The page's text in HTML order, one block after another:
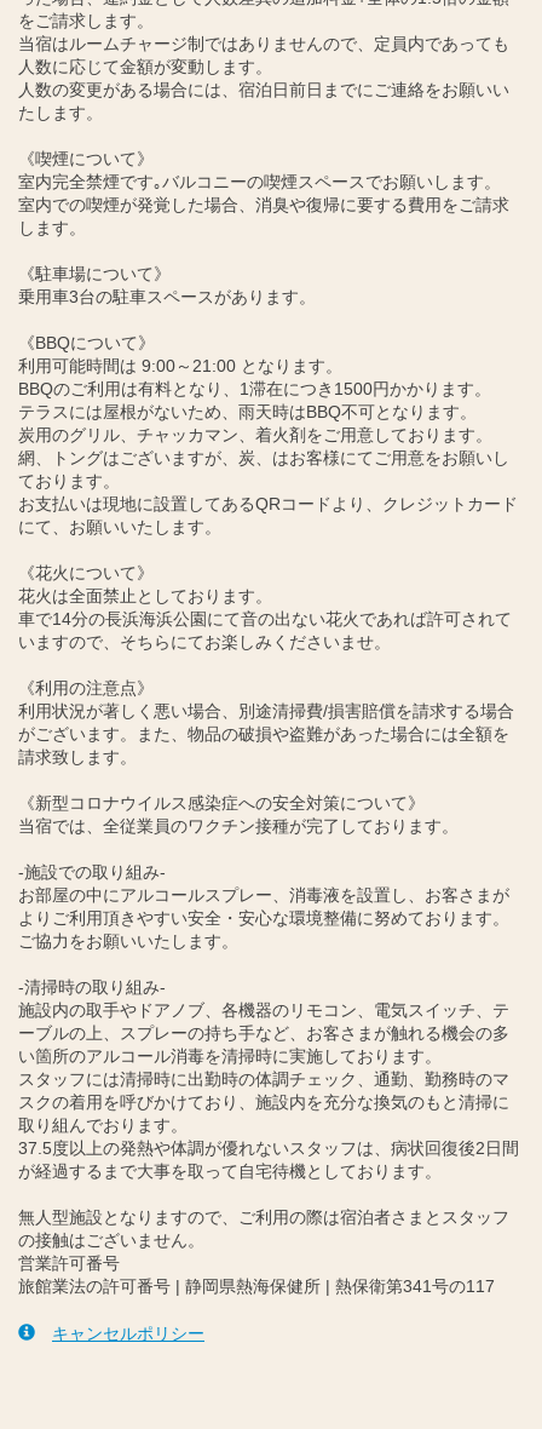
をご請求します。
当宿はルームチャージ制ではありませんので、定員内であっても
人数に応じて金額が変動します。
人数の変更がある場合には、宿泊日前日までにご連絡をお願いい
たします。
《喫煙について》
室内完全禁煙です｡バルコニーの喫煙スペースでお願いします。
室内での喫煙が発覚した場合、消臭や復帰に要する費用をご請求
します。
《駐車場について》
乗用車3台の駐車スペースがあります。
《BBQについて》
利用可能時間は 9:00～21:00 となります。
BBQのご利用は有料となり、1滞在につき1500円かかります。
テラスには屋根がないため、雨天時はBBQ不可となります。
炭用のグリル、チャッカマン、着火剤をご用意しております。
網、トングはございますが、炭、はお客様にてご用意をお願いし
ております。
お支払いは現地に設置してあるQRコードより、クレジットカード
にて、お願いいたします。
《花火について》
花火は全面禁止としております。
車で14分の長浜海浜公園にて音の出ない花火であれば許可されて
いますので、そちらにてお楽しみくださいませ。
《利用の注意点》
利用状況が著しく悪い場合、別途清掃費/損害賠償を請求する場合
がございます。また、物品の破損や盗難があった場合には全額を
請求致します。
《新型コロナウイルス感染症への安全対策について》
当宿では、全従業員のワクチン接種が完了しております。
-施設での取り組み-
お部屋の中にアルコールスプレー、消毒液を設置し、お客さまが
よりご利用頂きやすい安全・安心な環境整備に努めております。
ご協力をお願いいたします。
-清掃時の取り組み-
施設内の取手やドアノブ、各機器のリモコン、電気スイッチ、テ
ーブルの上、スプレーの持ち手など、お客さまが触れる機会の多
い箇所のアルコール消毒を清掃時に実施しております。
スタッフには清掃時に出勤時の体調チェック、通勤、勤務時のマ
スクの着用を呼びかけており、施設内を充分な換気のもと清掃に
取り組んでおります。
37.5度以上の発熱や体調が優れないスタッフは、病状回復後2日間
が経過するまで大事を取って自宅待機としております。
無人型施設となりますので、ご利用の際は宿泊者さまとスタッフ
の接触はございません。
営業許可番号
旅館業法の許可番号 | 静岡県熱海保健所 | 熱保衛第341号の117
キャンセルポリシー